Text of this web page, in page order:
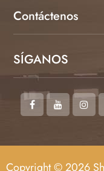
Contáctenos
SÍGANOS
Copyright © 2026